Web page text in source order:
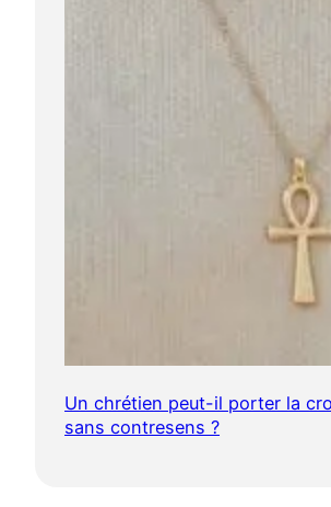
Un chrétien peut-il porter la
sans contresens ?